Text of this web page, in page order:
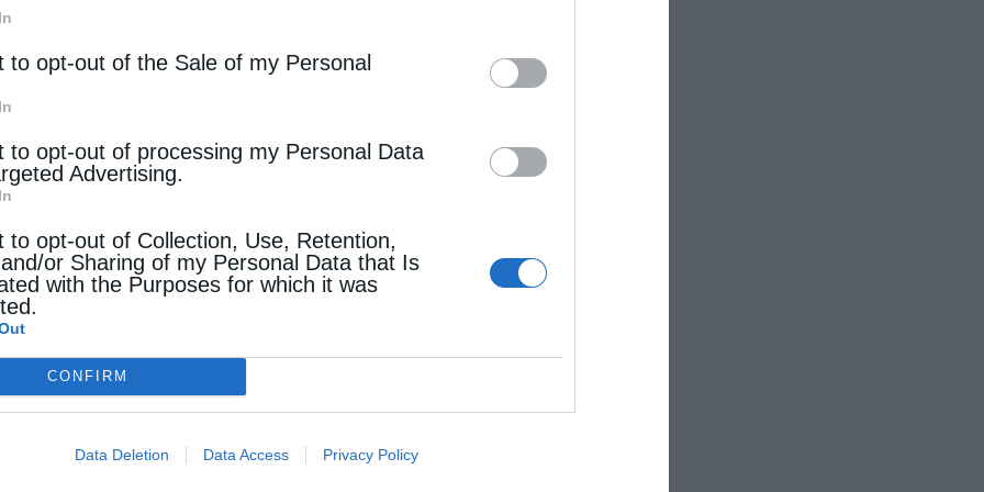
to opt-out of the Sale of my Personal
to opt-out of processing my Personal Data
Advertising.
to opt-out of Collection, Use, Retention,
or Sharing of my Personal Data that Is
with the Purposes for which it was
CONFIRM
Data Deletion Data Access Privacy Policy
και ο νεότερος Γεώργιος, κατάγονταν
καταγόταν από την μεγαλόνησο Κύπρο. Και οι
ξέσπασε η επανάσταση οιΤούρκοι σε
στη Σαμοθράκη όπου έσφαξαν τους άντρες
απήγαγαν και με τη βία, τους έστειλαν
στην Αίγυπτο. Ανάμεσα στους αιχμαλώτους
στη Σαμοθράκη (αν και τελούσε υπό τον
περιουσίας τους ο καθένας, ενώθηκαν με
στον οποίο είχαν μυηθεί με την βία. Αυτό
στη Σαμοθράκη και μέσω αυτών σε
περιοχής μαζί με τον ιεροδικαστή, τους τους